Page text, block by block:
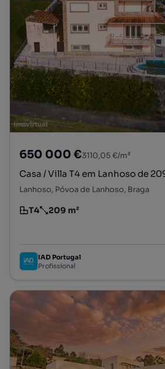
650 000 €3110,05 €/m²
Casa / Villa T4 em Lanhoso de
Lanhoso, Póvoa de Lanhoso, Braga
Tipologia
T4
Preço por metro quadrado
209 m²
IAD Portugal
Profissional